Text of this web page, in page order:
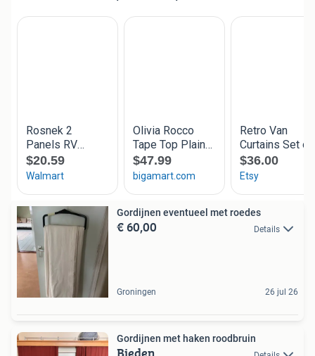
Gordijnen eventueel met roedes
€ 60,00 Details
Groningen 26 jul 26
Gordijnen met haken roodbruin